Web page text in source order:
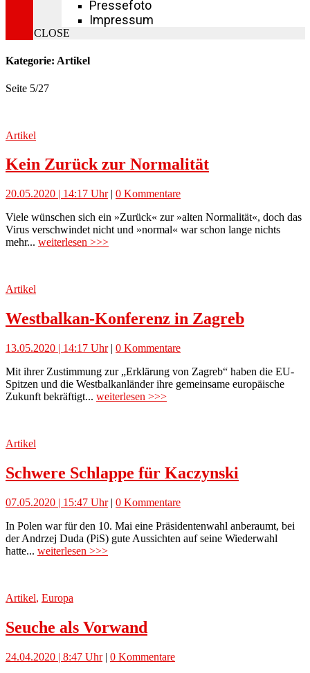
Pressefoto
Impressum
CLOSE
Kategorie: Artikel
Seite 5/27
Artikel
Kein Zurück zur Normalität
20.05.2020 | 14:17 Uhr| 0 Kommentare
Viele wünschen sich ein »Zurück« zur »alten Normalität«, doch das
Virus verschwindet nicht und »normal« war schon lange nichts
mehr... weiterlesen >>>
Artikel
Westbalkan-Konferenz in Zagreb
13.05.2020 | 14:17 Uhr| 0 Kommentare
Mit ihrer Zustimmung zur „Erklärung von Zagreb“ haben die EU-
Spitzen und die Westbalkanländer ihre gemeinsame europäische
Zukunft bekräftigt... weiterlesen >>>
Artikel
Schwere Schlappe für Kaczynski
07.05.2020 | 15:47 Uhr| 0 Kommentare
In Polen war für den 10. Mai eine Präsidentenwahl anberaumt, bei
der Andrzej Duda (PiS) gute Aussichten auf seine Wiederwahl
hatte... weiterlesen >>>
Artikel, Europa
Seuche als Vorwand
24.04.2020 | 8:47 Uhr| 0 Kommentare